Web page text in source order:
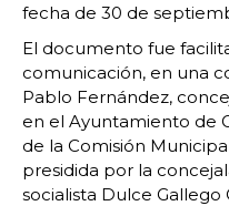
fecha de 30 de
El documento fue
comunicación, en una
Pablo Fernández,
en el Ayuntamiento de
de la Comisión
presidida por la
socialista Dulce Gallego